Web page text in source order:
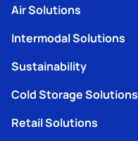
Air Solutions
Intermodal Solutions
Sustainability
Cold Storage Solutions
Retail Solutions